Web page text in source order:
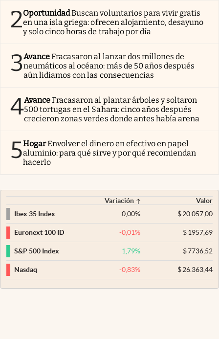
2OportunidadBuscan voluntarios para vivir gratis
en una isla griega: ofrecen alojamiento, desayuno
y solo cinco horas de trabajo por día
3AvanceFracasaron al lanzar dos millones de
neumáticos al océano: más de 50 años después
aún lidiamos con las consecuencias
4AvanceFracasaron al plantar árboles y soltaron
500 tortugas en el Sahara: cinco años después
crecieron zonas verdes donde antes había arena
5HogarEnvolver el dinero en efectivo en papel
aluminio: para qué sirve y por qué recomiendan
hacerlo
Variación
Valor
Ibex 35 Index
0,00% $20.057,00
Euronext 100 ID -0,01% $1957,69
S&P 500 Index 1,79% $7736,52
Nasdaq -0,83% $26.363,44